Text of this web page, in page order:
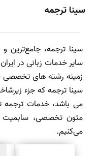
سینا ترجمه
سینا ترجمه، جامع‌ترین و
سایر خدمات زبانی در
زمینه رشته های تخصصی
سینا ترجمه که جزء
می باشد، خدمات ترجمه
متون تخصصی، سابمیت
می‌کنیم.